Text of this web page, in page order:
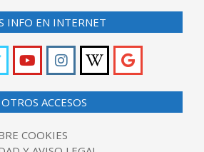
INFO EN INTERNET
OTROS ACCESOS
COOKIES